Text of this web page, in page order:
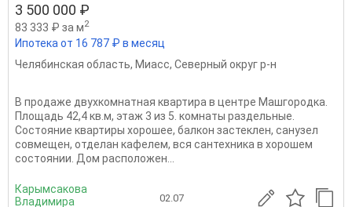
3 500 000 ₽
83 333 ₽ за м2
Ипотека от 16 787 ₽ в месяц
Челябинская область, Миасс, Северный округ р-н
В продаже двухкомнатная квартира в центре Машгородка.
Площадь 42,4 кв.м, этаж 3 из 5. комнаты раздельные.
Состояние квартиры хорошее, балкон застеклен, санузел
совмещен, отделан кафелем, вся сантехника в хорошем
состоянии. Дом расположен...
Карымсакова
Владимира
02.07